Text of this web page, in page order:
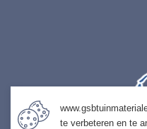
te verbeteren en te